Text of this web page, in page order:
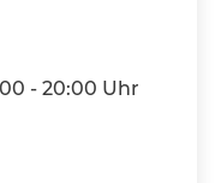
- 20:00 Uhr